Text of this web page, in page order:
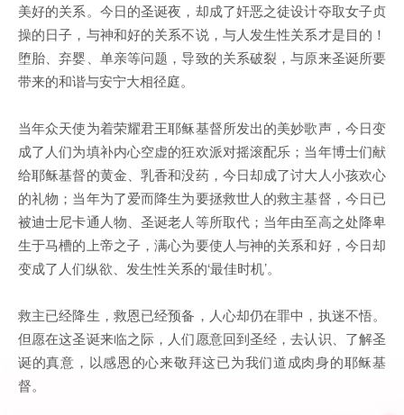
美好的关系。今日的圣诞夜，却成了奸恶之徒设计夺取女子贞
操的日子，与神和好的关系不说，与人发生性关系才是目的！
堕胎、弃婴、单亲等问题，导致的关系破裂，与原来圣诞所要
带来的和谐与安宁大相径庭。
当年众天使为着荣耀君王耶稣基督所发出的美妙歌声，今日变
成了人们为填补内心空虚的狂欢派对摇滚配乐；当年博士们献
给耶稣基督的黄金、乳香和没药，今日却成了讨大人小孩欢心
的礼物；当年为了爱而降生为要拯救世人的救主基督，今日已
被迪士尼卡通人物、圣诞老人等所取代；当年由至高之处降卑
生于马槽的上帝之子，满心为要使人与神的关系和好，今日却
变成了人们纵欲、发生性关系的‘最佳时机’。
救主已经降生，救恩已经预备，人心却仍在罪中，执迷不悟。
但愿在这圣诞来临之际，人们愿意回到圣经，去认识、了解圣
诞的真意，以感恩的心来敬拜这已为我们道成肉身的耶稣基
督。